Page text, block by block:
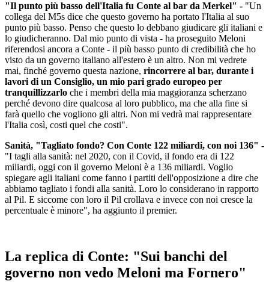
"Il punto più basso dell'Italia fu Conte al bar da Merkel" - "Un
collega del M5s dice che questo governo ha portato l'Italia al suo
punto più basso. Penso che questo lo debbano giudicare gli italiani e
lo giudicheranno. Dal mio punto di vista - ha proseguito Meloni
riferendosi ancora a Conte - il più basso punto di credibilità che ho
visto da un governo italiano all'estero è un altro. Non mi vedrete
mai, finché governo questa nazione, rincorrere al bar, durante i
lavori di un Consiglio, un mio pari grado europeo per
tranquillizzarlo che i membri della mia maggioranza scherzano
perché devono dire qualcosa al loro pubblico, ma che alla fine si
farà quello che vogliono gli altri. Non mi vedrà mai rappresentare
l'Italia così, costi quel che costi".
Sanità, "Tagliato fondo? Con Conte 122 miliardi, con noi 136" -
"I tagli alla sanità: nel 2020, con il Covid, il fondo era di 122
miliardi, oggi con il governo Meloni è a 136 miliardi. Voglio
spiegare agli italiani come fanno i partiti dell'opposizione a dire che
abbiamo tagliato i fondi alla sanità. Loro lo considerano in rapporto
al Pil. E siccome con loro il Pil crollava e invece con noi cresce la
percentuale è minore", ha aggiunto il premier.
La replica di Conte: "Sui banchi del
governo non vedo Meloni ma Fornero"